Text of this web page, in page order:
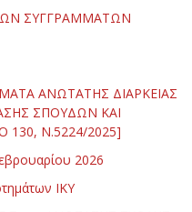
ΣΥΓΓΡΑΜΜΑΤΩΝ
ΑΝΩΤΑΤΗΣ ΔΙΑΡΚΕΙΑΣ
ΣΠΟΥΔΩΝ ΚΑΙ
Ν.5224/2025]
2026
ΙΚΥ